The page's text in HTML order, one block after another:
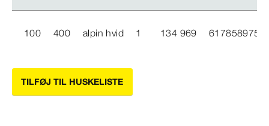
100 400 alpin hvid 1 134 969 617858975
TILFØJ TIL HUSKELISTE